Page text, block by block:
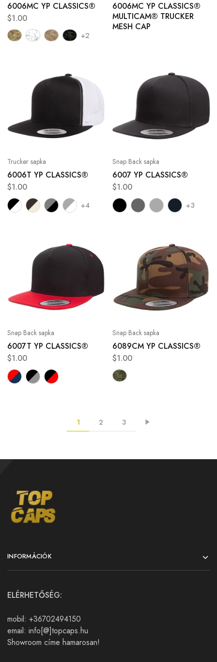
6006MC YP CLASSICS®
$1.00
+2
6006MC YP CLASSICS®
MULTICAM® TRUCKER
MESH CAP
Trucker sapka
6006T YP CLASSICS®
$1.00
+4
Snap Back sapka
6007 YP CLASSICS®
$1.00
+3
Snap Back sapka
6007T YP CLASSICS®
$1.00
Snap Back sapka
6089CM YP CLASSICS®
$1.00
1 2 3
INFORMÁCIÓK
ELÉRHETŐSÉG:
mobil: +36702494150
email: info[@]topcaps.hu
Showroom címe hamarosan!